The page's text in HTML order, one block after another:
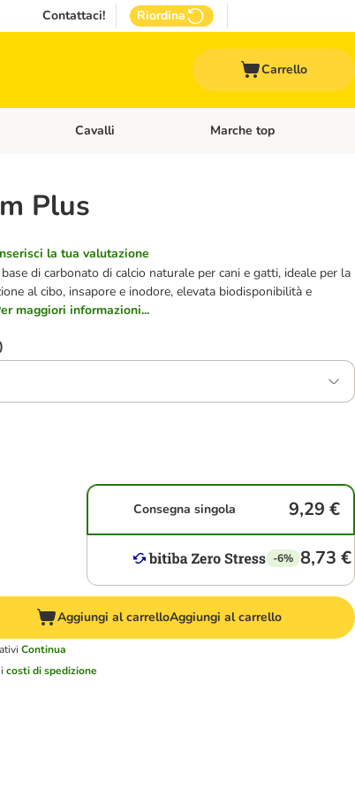
Contattaci! Riordina
Carrello
Roditori & UccelliApri Menù Categoria: Acquariologia
Cavalli Apri Menù Categoria: Cavalli
Marche top
Plus
la tua valutazione
di carbonato di calcio naturale per cani e gatti, ideale per la
al cibo, insapore e inodore, elevata biodisponibilità e
maggiori informazioni...
Consegna singola 9,29 €
-6% 8,73 €
Aggiungi al carrelloAggiungi al carrello
Continua
costi di spedizione